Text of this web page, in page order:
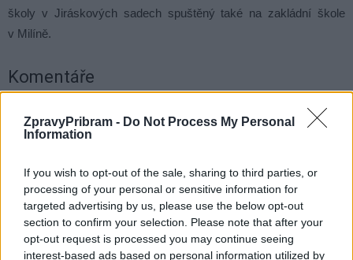
ZpravyPribram - Do Not Process My Personal
Information
If you wish to opt-out of the sale, sharing to third parties, or
processing of your personal or sensitive information for
targeted advertising by us, please use the below opt-out
section to confirm your selection. Please note that after your
opt-out request is processed you may continue seeing
interest-based ads based on personal information utilized by
školy v Jiráskových sadech spuštěný také na zakládní škole
v Milíně.
Komentáře
Školní
základní škola